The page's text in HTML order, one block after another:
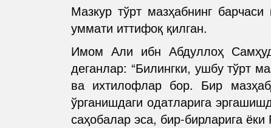
Мазкур тўрт мазҳабнинг
уммати иттифоқ қилган.
Имом Али ибн Абдуллоҳ
деганлар: “Билингки, ушбу тўрт
ва ихтилофлар бор. Бир
ўрганишдаги одатларига
саҳобалар эса, бир-бирларига ёки